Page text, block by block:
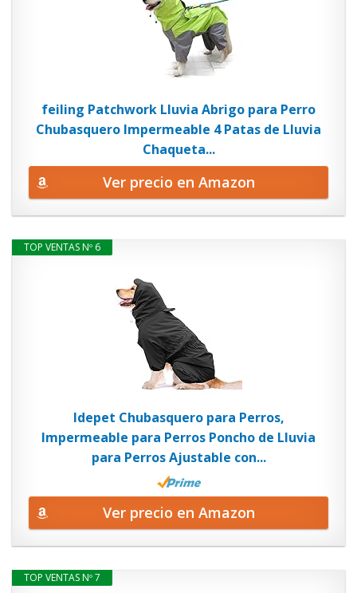
feiling Patchwork Lluvia Abrigo para Perro
Chubasquero Impermeable 4 Patas de Lluvia
Chaqueta...
Ver precio en Amazon
TOP VENTAS Nº 6
Idepet Chubasquero para Perros,
Impermeable para Perros Poncho de Lluvia
para Perros Ajustable con...
Ver precio en Amazon
TOP VENTAS Nº 7